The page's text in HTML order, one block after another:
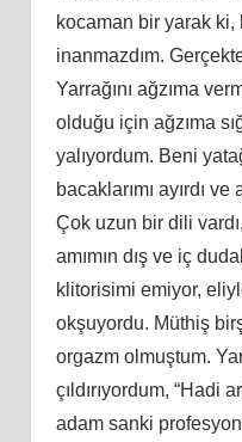
kocaman bir yarak
inanmazdım.
Yarrağını ağzıma
olduğu için ağzıma
yalıyordum. Beni
bacaklarımı ayırdı
Çok uzun bir dili
amımın dış ve iç
klitorisimi emiyor,
okşuyordu. Müthiş
orgazm olmuştum.
çıldırıyordum, “Hadi
adam sanki